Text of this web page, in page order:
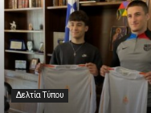
Δελτία Τύπου